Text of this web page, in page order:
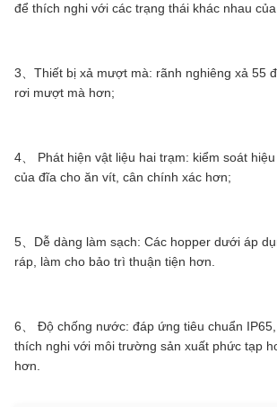
để thích nghi với các trạng thái khác nhau
3、Thiết bị xả mượt mà: rãnh nghiêng xả 55
rơi mượt mà hơn;
4、 Phát hiện vật liệu hai trạm: kiểm soát
của đĩa cho ăn vít, cân chính xác hơn;
5、Dễ dàng làm sạch: Các hopper dưới áp
ráp, làm cho bảo trì thuận tiện hơn.
6、 Độ chống nước: đáp ứng tiêu chuẩn
thích nghi với môi trường sản xuất phức tạp
hơn.